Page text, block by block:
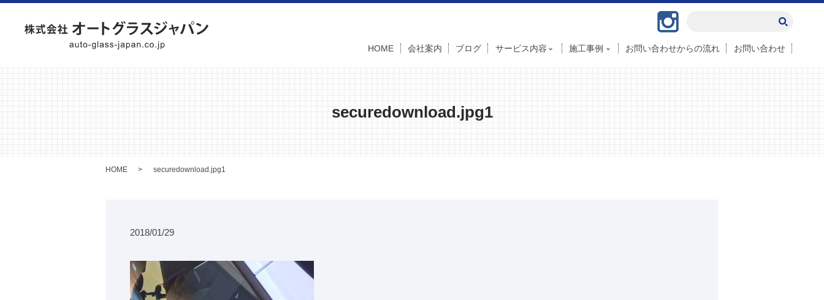
HOME 会社案内 ブログ サービス内容 施工事例 お問い合わせからの流れ お問い合わせ
securedownload.jpg1
HOME securedownload.jpg1
2018/01/29